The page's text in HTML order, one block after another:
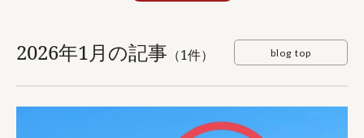
2026年1月の記事 （1件） blog top